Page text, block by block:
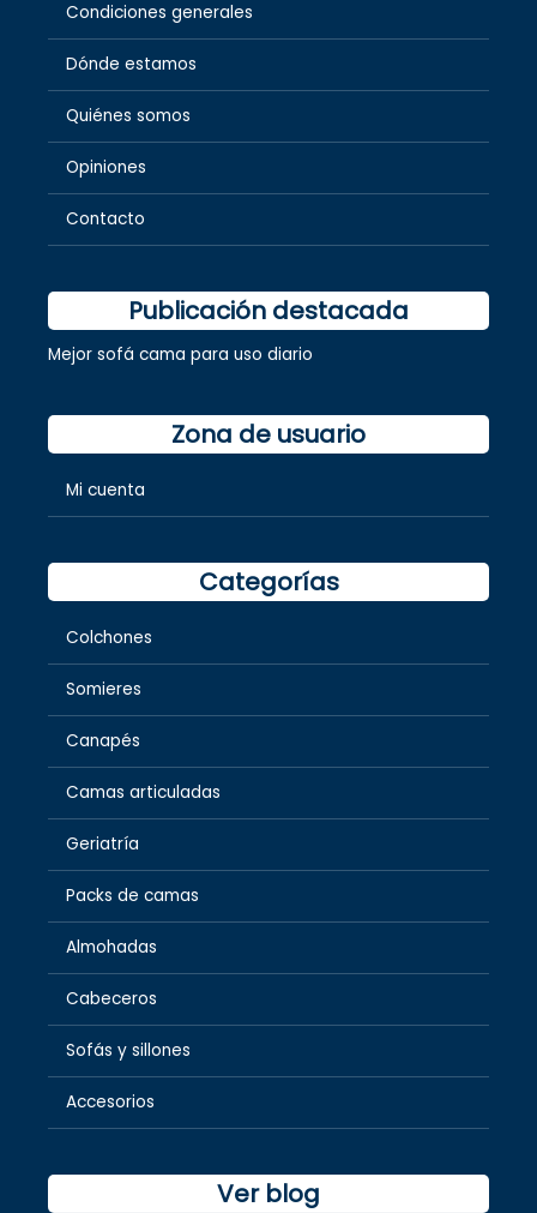
Condiciones generales
Dónde estamos
Quiénes somos
Opiniones
Contacto
Publicación destacada
Mejor sofá cama para uso diario
Zona de usuario
Mi cuenta
Categorías
Colchones
Somieres
Canapés
Camas articuladas
Geriatría
Packs de camas
Almohadas
Cabeceros
Sofás y sillones
Accesorios
Ver blog